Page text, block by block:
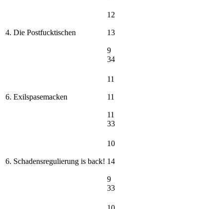
4. Die Postfucktischen
12
13
9
34
6. Exilspasemacken
11
11
11
33
6. Schadensregulierung is back!
10
14
9
33